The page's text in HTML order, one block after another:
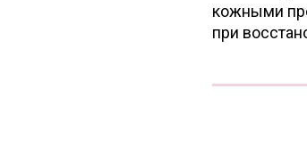
кожными
при